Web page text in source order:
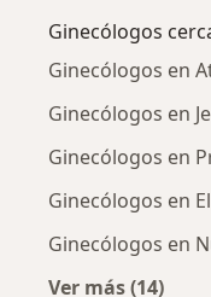
Ginecólogos
Ginecólogos en
Ginecólogos en
Ginecólogos en
Ginecólogos en
Ginecólogos en
Ver más (14)